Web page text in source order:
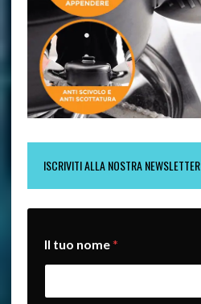
ISCRIVITI ALLA NOSTRA NEWSLETTER
Il tuo nome*